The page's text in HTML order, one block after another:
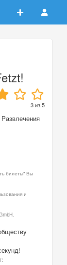
3из5
билеты" Вы
и